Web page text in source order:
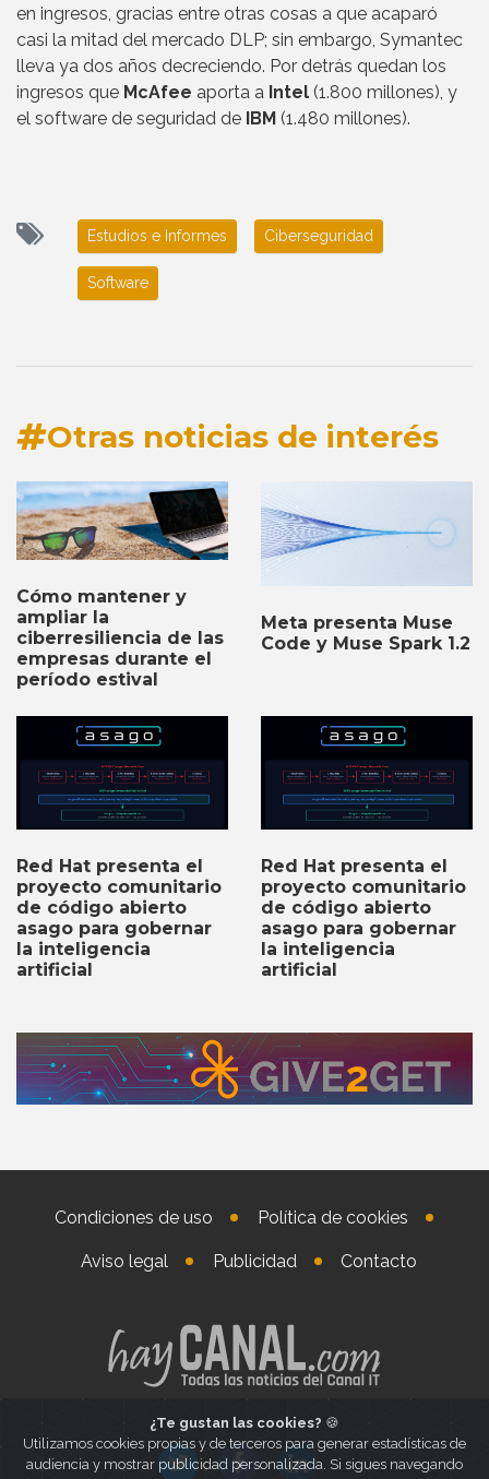
en ingresos, gracias entre otras cosas a que acaparó
casi la mitad del mercado DLP; sin embargo, Symantec
lleva ya dos años decreciendo. Por detrás quedan los
ingresos que McAfee aporta a Intel (1.800 millones), y
el software de seguridad de IBM (1.480 millones).
Estudios e Informes Ciberseguridad
Software
Otras noticias de interés
Cómo mantener y
ampliar la
ciberresiliencia de las
empresas durante el
período estival
Meta presenta Muse
Code y Muse Spark 1.2
Red Hat presenta el
proyecto comunitario
de código abierto
asago para gobernar
la inteligencia
artificial
Red Hat presenta el
proyecto comunitario
de código abierto
asago para gobernar
la inteligencia
artificial
Condiciones de uso Política de cookies
Aviso legal Publicidad Contacto
¿Te gustan las cookies? 🍪
Utilizamos cookies propias y de terceros para generar estadísticas de
audiencia y mostrar publicidad personalizada. Si sigues navegando